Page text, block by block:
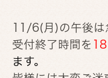
11/6(月)の午後
受付終了時間を
ます。